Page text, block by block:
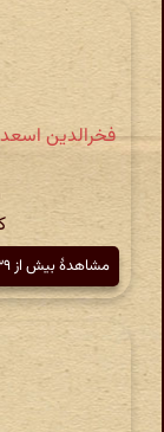
مشاهدهٔ بیش از ۱۳۹ مورد هم آهنگ دیگر از فخرالدین اسعد گرگانی